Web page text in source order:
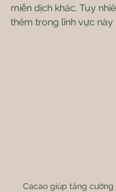
miễn dịch khác. Tuy
thêm trong lĩnh vực này
Cacao giúp tăng cường